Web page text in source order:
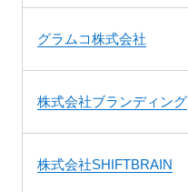
グラムコ株式会社
株式会社ブランディング
株式会社SHIFTBRAIN